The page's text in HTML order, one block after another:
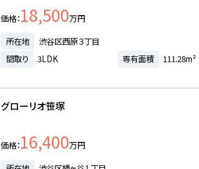
価格 18,500万円
所在地
渋谷区西原３丁目
間取り
3LDK 専有面積 111.28m²
グローリオ笹塚
価格 16,400万円